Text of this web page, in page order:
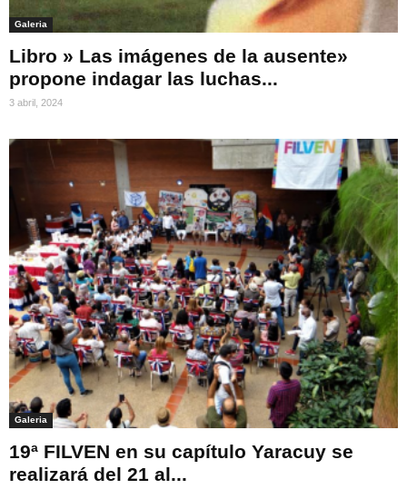
Galeria
Libro » Las imágenes de la ausente»
propone indagar las luchas...
3 abril, 2024
Galeria
19ª FILVEN en su capítulo Yaracuy se
realizará del 21 al...